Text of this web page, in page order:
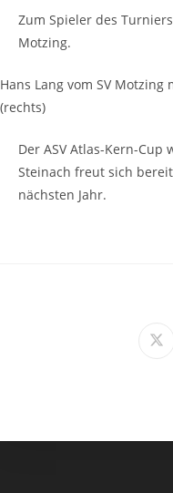
Zum Spieler des
Motzing.
Hans Lang vom SV
(rechts)
Der ASV Atlas-Kern-Cup
Steinach freut sich
nächsten Jahr.